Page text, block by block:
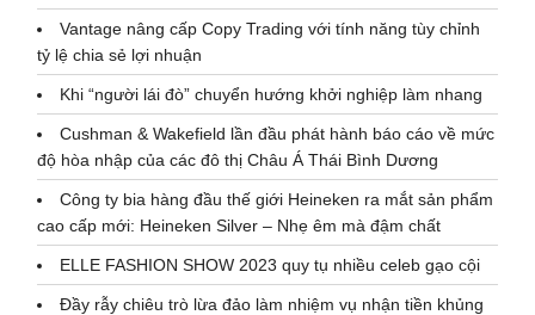
Vantage nâng cấp Copy Trading với tính năng tùy chỉnh
tỷ lệ chia sẻ lợi nhuận
Khi “người lái đò” chuyển hướng khởi nghiệp làm nhang
Cushman & Wakefield lần đầu phát hành báo cáo về mức
độ hòa nhập của các đô thị Châu Á Thái Bình Dương
Công ty bia hàng đầu thế giới Heineken ra mắt sản phẩm
cao cấp mới: Heineken Silver – Nhẹ êm mà đậm chất
ELLE FASHION SHOW 2023 quy tụ nhiều celeb gạo cội
Đầy rẫy chiêu trò lừa đảo làm nhiệm vụ nhận tiền khủng